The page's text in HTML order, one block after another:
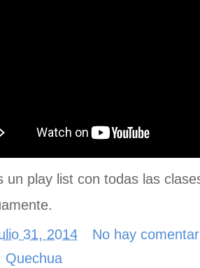
un play list con todas las
31, 2014
No hay
Quechua